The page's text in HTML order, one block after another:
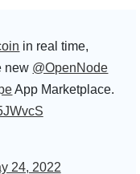
in real time,
new @OpenNode
App Marketplace.
24, 2022